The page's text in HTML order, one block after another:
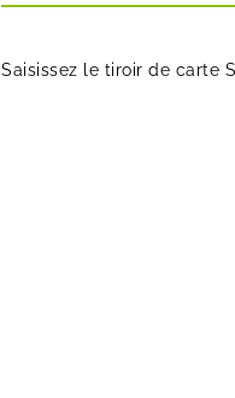
Saisissez le tiroir de carte